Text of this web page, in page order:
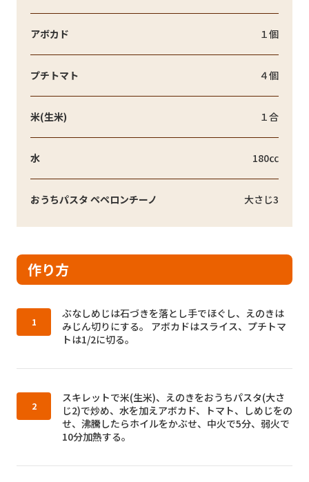
アボカド １個
プチトマト ４個
米(生米) １合
水 180㏄
おうちパスタ ペペロンチーノ 大さじ3
作り方
作り方1：
ぶなしめじは石づきを落とし手でほぐし、えのきは
みじん切りにする。 アボカドはスライス、プチトマ
トは1/2に切る。
作り方2：
スキレットで米(生米)、えのきをおうちパスタ(大さ
じ2)で炒め、水を加えアボカド、トマト、しめじをの
せ、沸騰したらホイルをかぶせ、中火で5分、弱火で
10分加熱する。